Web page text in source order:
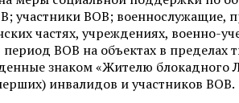
участники ВОВ; военнослужащие,
частях, учреждениях, военно-
ВОВ на объектах в пределах
знаком «Жителю блокадного
инвалидов и участников ВОВ.